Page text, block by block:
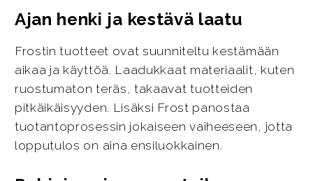
Ajan henki ja kestävä laatu
Frostin tuotteet ovat suunniteltu kestämään
aikaa ja käyttöä. Laadukkaat materiaalit, kuten
ruostumaton teräs, takaavat tuotteiden
pitkäikäisyyden. Lisäksi Frost panostaa
tuotantoprosessin jokaiseen vaiheeseen, jotta
lopputulos on aina ensiluokkainen.